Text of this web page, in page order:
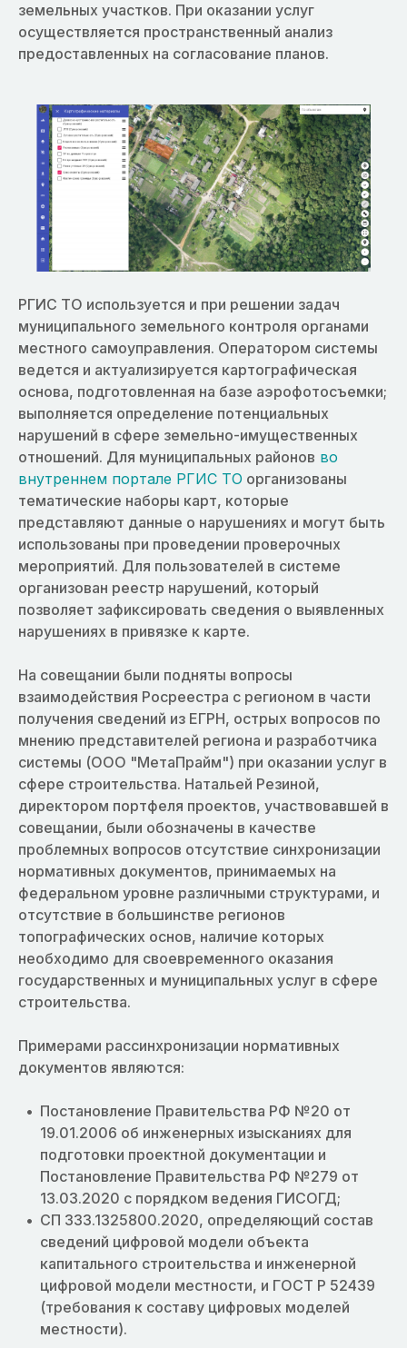
земельных участков. При оказании услуг
осуществляется пространственный анализ
предоставленных на согласование планов.
РГИС ТО используется и при решении задач
муниципального земельного контроля органами
местного самоуправления. Оператором системы
ведется и актуализируется картографическая
основа, подготовленная на базе аэрофотосъемки;
выполняется определение потенциальных
нарушений в сфере земельно-имущественных
отношений. Для муниципальных районов во
внутреннем портале РГИС ТО организованы
тематические наборы карт, которые
представляют данные о нарушениях и могут быть
использованы при проведении проверочных
мероприятий. Для пользователей в системе
организован реестр нарушений, который
позволяет зафиксировать сведения о выявленных
нарушениях в привязке к карте.
На совещании были подняты вопросы
взаимодействия Росреестра с регионом в части
получения сведений из ЕГРН, острых вопросов по
мнению представителей региона и разработчика
системы (ООО "МетаПрайм") при оказании услуг в
сфере строительства. Натальей Резиной,
директором портфеля проектов, участвовавшей в
совещании, были обозначены в качестве
проблемных вопросов отсутствие синхронизации
нормативных документов, принимаемых на
федеральном уровне различными структурами, и
отсутствие в большинстве регионов
топографических основ, наличие которых
необходимо для своевременного оказания
государственных и муниципальных услуг в сфере
строительства.
Примерами рассинхронизации нормативных
документов являются:
Постановление Правительства РФ №20 от
19.01.2006 об инженерных изысканиях для
подготовки проектной документации и
Постановление Правительства РФ №279 от
13.03.2020 с порядком ведения ГИСОГД;
СП 333.1325800.2020, определяющий состав
сведений цифровой модели объекта
капитального строительства и инженерной
цифровой модели местности, и ГОСТ Р 52439
(требования к составу цифровых моделей
местности).